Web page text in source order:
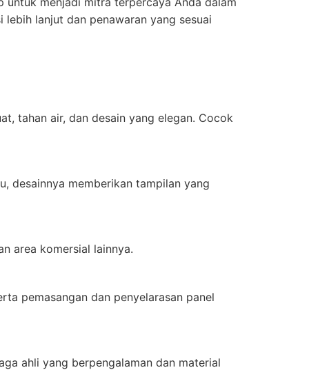
lanjut dan penawaran yang sesuai
tahan air, dan desain yang elegan. Cocok
desainnya memberikan tampilan yang
area komersial lainnya.
pemasangan dan penyelarasan panel
ahli yang berpengalaman dan material